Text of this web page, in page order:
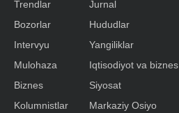
Trendlar
Bozorlar
Intervyu
Mulohaza
Biznes
Kolumnistlar
Jurnal
Hududlar
Yangiliklar
Iqtisodiyot va biznes
Siyosat
Markaziy Osiyo